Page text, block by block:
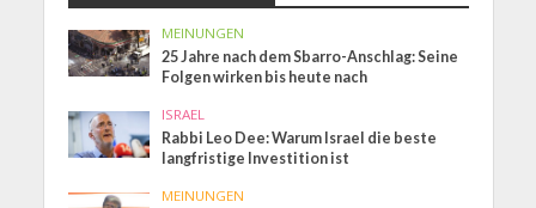
MEINUNGEN
25 Jahre nach dem Sbarro-Anschlag: Seine
Folgen wirken bis heute nach
ISRAEL
Rabbi Leo Dee: Warum Israel die beste
langfristige Investition ist
MEINUNGEN